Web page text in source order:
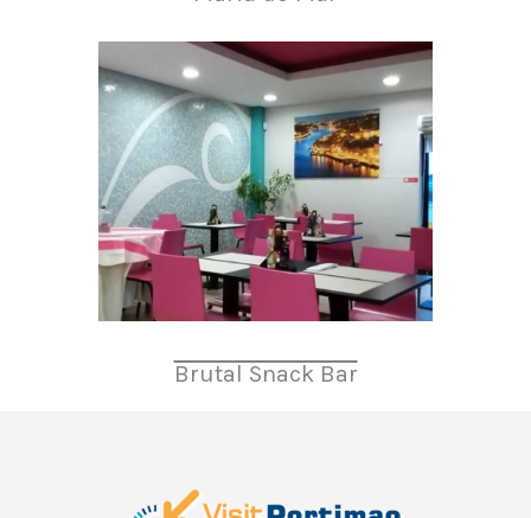
Brutal Snack Bar